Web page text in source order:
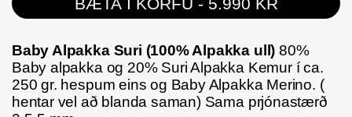
Baby Alpakka Suri (100% Alpakka ull) 80%
Baby alpakka og 20% Suri Alpakka Kemur í ca.
250 gr. hespum eins og Baby Alpakka Merino. (
hentar vel að blanda saman) Sama prjónastærð